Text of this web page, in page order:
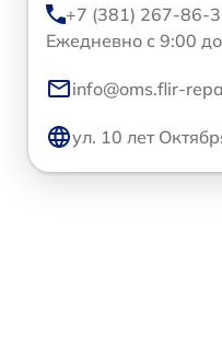
+7 (381) 267-86-
Ежедневно с 9:00
info@oms.flir-
ул. 10 лет